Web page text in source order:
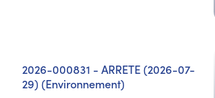
2026-000831 - ARRETE (2026-07-
29) (Environnement)